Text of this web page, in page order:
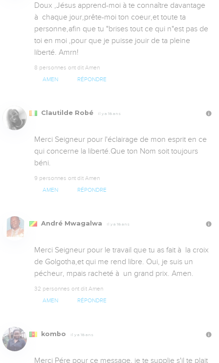
Doux ,Jésus apprend-moi à te connaître davantage
à  chaque jour,prête-moi ton coeur,et toute ta
personne,afin que tu "brises tout ce qui n"est pas de
toi en moi ,pour que je puisse jouir de ta pleine
liberté. Amrn!
8 personnes ont dit Amen
AMEN RÉPONDRE
Clautilde Robé Il y a 18 ans
Merci Seigneur pour l'éclairage de mon esprit en ce
qui concerne la liberté.Que ton Nom soit toujours
béni.
9 personnes ont dit Amen
AMEN RÉPONDRE
André Mwagalwa Il y a 18 ans
Merci Seigneur pour le travail que tu as fait à  la croix
de Golgotha,et qui me rend libre. Oui, je suis un
pécheur, mpais racheté à  un grand prix. Amen.
32 personnes ont dit Amen
AMEN RÉPONDRE
kombo Il y a 18 ans
Merci Pére pour ce message, je te supplie s'il te plait